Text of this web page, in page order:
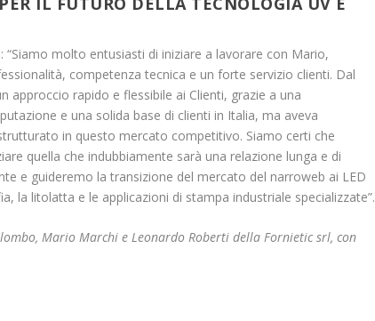
molto entusiasti di iniziare a lavorare con Mario,
competenza tecnica e un forte servizio clienti. Dal
rapido e flessibile ai Clienti, grazie a una
e una solida base di clienti in Italia, ma aveva
in questo mercato competitivo. Siamo certi che
quella che indubbiamente sarà una relazione lunga e di
e guideremo la transizione del mercato del narroweb ai LED
la litolatta e le applicazioni di stampa industriale specializzate”.
Mario Marchi e Leonardo Roberti della Fornietic srl, con